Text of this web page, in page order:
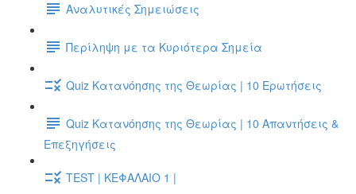
Αναλυτικές Σημειώσεις
Περίληψη με τα Κυριότερα Σημεία
Quiz Κατανόησης της Θεωρίας | 10 Ερωτήσεις
Quiz Κατανόησης της Θεωρίας | 10 Απαντήσεις &
Επεξηγήσεις
TEST | ΚΕΦΑΛΑΙΟ 1 |